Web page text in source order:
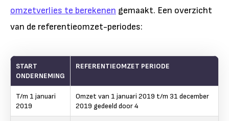
omzetverlies te berekenen gemaakt. Een overzicht
van de referentieomzet-periodes:
START
ONDERNEMING
REFERENTIEOMZET PERIODE
T/m 1 januari
2019
Omzet van 1 januari 2019 t/m 31 december
2019 gedeeld door 4